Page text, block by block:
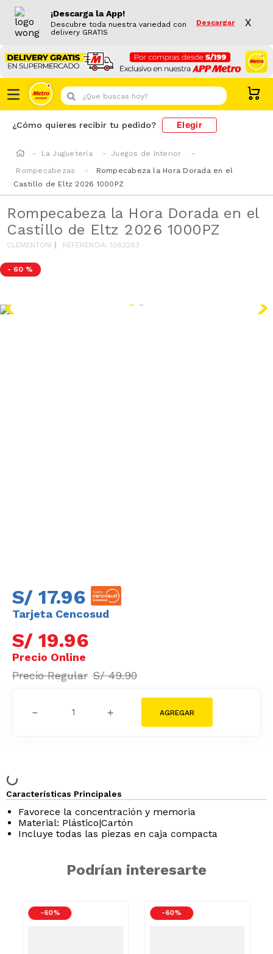
¡Descarga la App!
Descubre toda nuestra variedad con
delivery GRATIS
Descargar X
¿Que buscas hoy?
¿Cómo quieres recibir tu pedido? Elegir
La Juguetería
Juegos de Interior
Rompecabezas
Rompecabeza la Hora Dorada en el
Castillo de Eltz 2026 1000PZ
Rompecabeza la Hora Dorada en el
Castillo de Eltz 2026 1000PZ
CLEMENTONI REFERENCIA:1063263
- 60 %
Tarjeta Cencosud
S/ 17.96
S/ 19.96
S/ 49.90
＋
－
Características Principales
Favorece la concentración y memoria
Material: Plástico|Cartón
Incluye todas las piezas en caja compacta
Podrían interesarte
-60 % -60 %